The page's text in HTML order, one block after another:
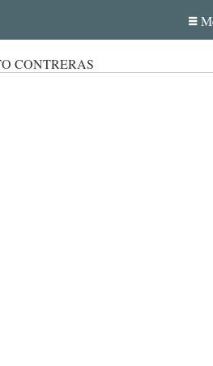
CONTRERAS